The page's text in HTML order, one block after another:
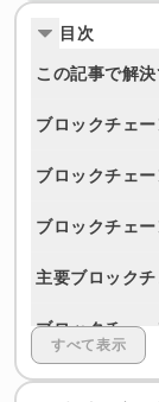
目次
この記事で解
ブロックチェ
ブロックチェー
ブロックチェ
主要ブロック
ブロックチェ
ブロックチェ
すべて表示